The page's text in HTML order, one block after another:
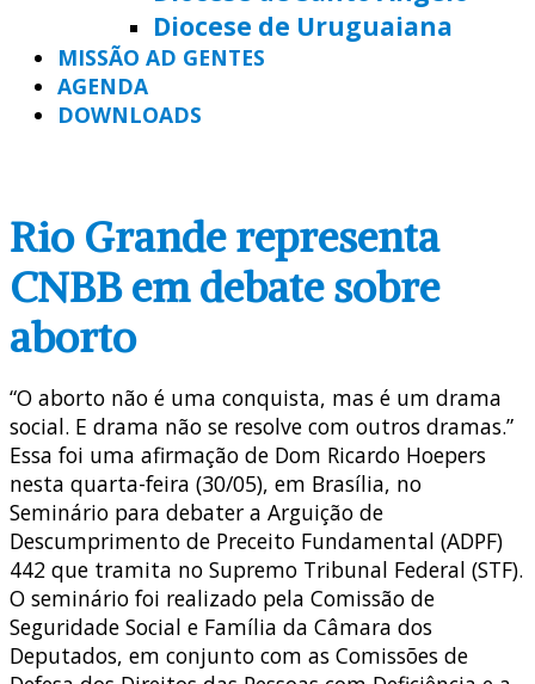
Diocese de Uruguaiana
MISSÃO AD GENTES
AGENDA
DOWNLOADS
Rio Grande representa
CNBB em debate sobre
aborto
“O aborto não é uma conquista, mas é um drama
social. E drama não se resolve com outros dramas.”
Essa foi uma afirmação de Dom Ricardo Hoepers
nesta quarta-feira (30/05), em Brasília, no
Seminário para debater a Arguição de
Descumprimento de Preceito Fundamental (ADPF)
442 que tramita no Supremo Tribunal Federal (STF).
O seminário foi realizado pela Comissão de
Seguridade Social e Família da Câmara dos
Deputados, em conjunto com as Comissões de